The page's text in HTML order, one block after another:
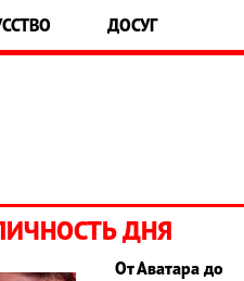
ДОСУГ
ДНЯ
От Аватара до